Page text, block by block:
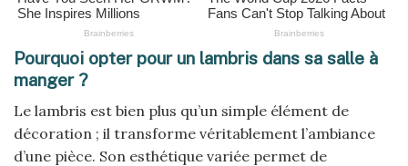
Pourquoi opter pour un lambris dans sa salle à
manger ?
Le lambris est bien plus qu’un simple élément de
décoration ; il transforme véritablement l’ambiance
d’une pièce. Son esthétique variée permet de